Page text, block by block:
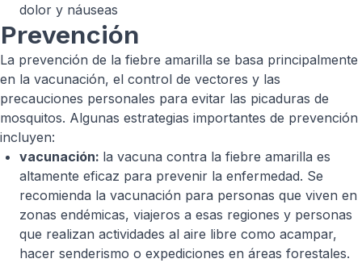
dolor y náuseas
Prevención
La prevención de la fiebre amarilla se basa principalmente
en la vacunación, el control de vectores y las
precauciones personales para evitar las picaduras de
mosquitos. Algunas estrategias importantes de prevención
incluyen:
vacunación: la vacuna contra la fiebre amarilla es
altamente eficaz para prevenir la enfermedad. Se
recomienda la vacunación para personas que viven en
zonas endémicas, viajeros a esas regiones y personas
que realizan actividades al aire libre como acampar,
hacer senderismo o expediciones en áreas forestales.